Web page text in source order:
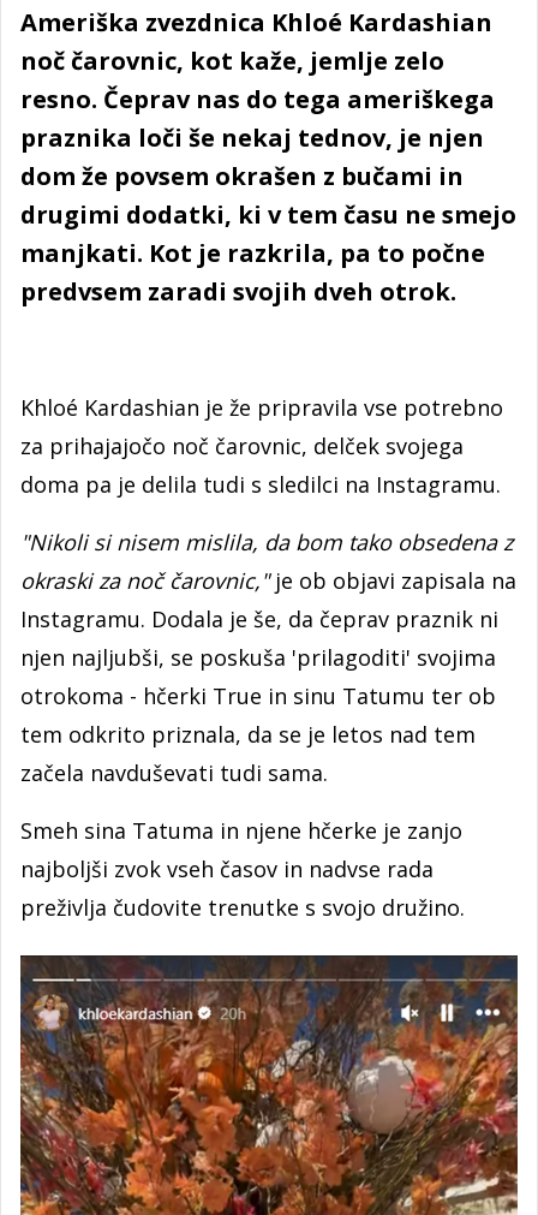
Ameriška zvezdnica Khloé Kardashian
noč čarovnic, kot kaže, jemlje zelo
resno. Čeprav nas do tega ameriškega
praznika loči še nekaj tednov, je njen
dom že povsem okrašen z bučami in
drugimi dodatki, ki v tem času ne smejo
manjkati. Kot je razkrila, pa to počne
predvsem zaradi svojih dveh otrok.
Khloé Kardashian je že pripravila vse potrebno
za prihajajočo noč čarovnic, delček svojega
doma pa je delila tudi s sledilci na Instagramu.
"Nikoli si nisem mislila, da bom tako obsedena z
okraski za noč čarovnic,"je ob objavi zapisala na
Instagramu. Dodala je še, da čeprav praznik ni
njen najljubši, se poskuša 'prilagoditi' svojima
otrokoma - hčerki True in sinu Tatumu ter ob
tem odkrito priznala, da se je letos nad tem
začela navduševati tudi sama.
Smeh sina Tatuma in njene hčerke je zanjo
najboljši zvok vseh časov in nadvse rada
preživlja čudovite trenutke s svojo družino.